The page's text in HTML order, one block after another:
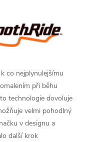
co nejplynulejšímu
při běhu
technologie dovoluje
velmi pohodlný
v designu a
další krok